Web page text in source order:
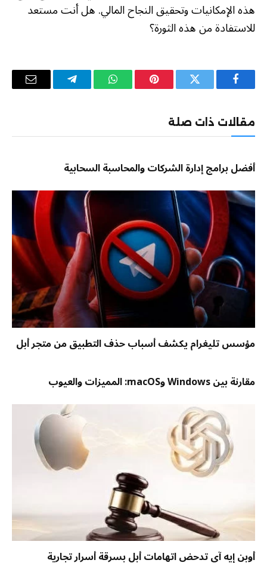
هذه الإمكانيات وتحقيق النجاح المالي. هل أنت مستعد
للاستفادة من هذه الثورة؟
فيسبوك تويتر بينتيريستواتساب تيلقرام
البريد
مقالات ذات صلة
أفضل برامج إدارة الشركات والمحاسبة السحابية
مؤسس تليغرام يكشف أسباب حذف التطبيق من متجر أبل
مقارنة بين Windows وmacOS: المميزات والعيوب
أوبن إيه آي تدحض اتهامات أبل بسرقة أسرار تجارية